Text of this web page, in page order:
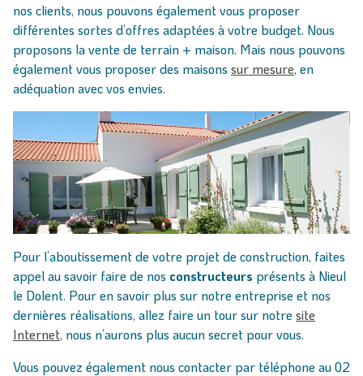
nos clients, nous pouvons également vous proposer
différentes sortes d’offres adaptées à votre budget. Nous
proposons la vente de terrain + maison. Mais nous pouvons
également vous proposer des maisons sur mesure, en
adéquation avec vos envies.
Pour l’aboutissement de votre projet de construction, faites
appel au savoir faire de nos constructeurs présents à Nieul
le Dolent. Pour en savoir plus sur notre entreprise et nos
dernières réalisations, allez faire un tour sur notre site
Internet, nous n’aurons plus aucun secret pour vous.
Vous pouvez également nous contacter par téléphone au 02